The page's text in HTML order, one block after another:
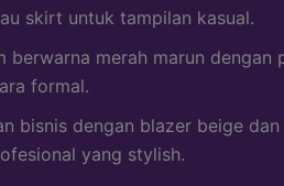
skirt untuk tampilan kasual.
berwarna merah marun dengan
formal.
bisnis dengan blazer beige
yang stylish.